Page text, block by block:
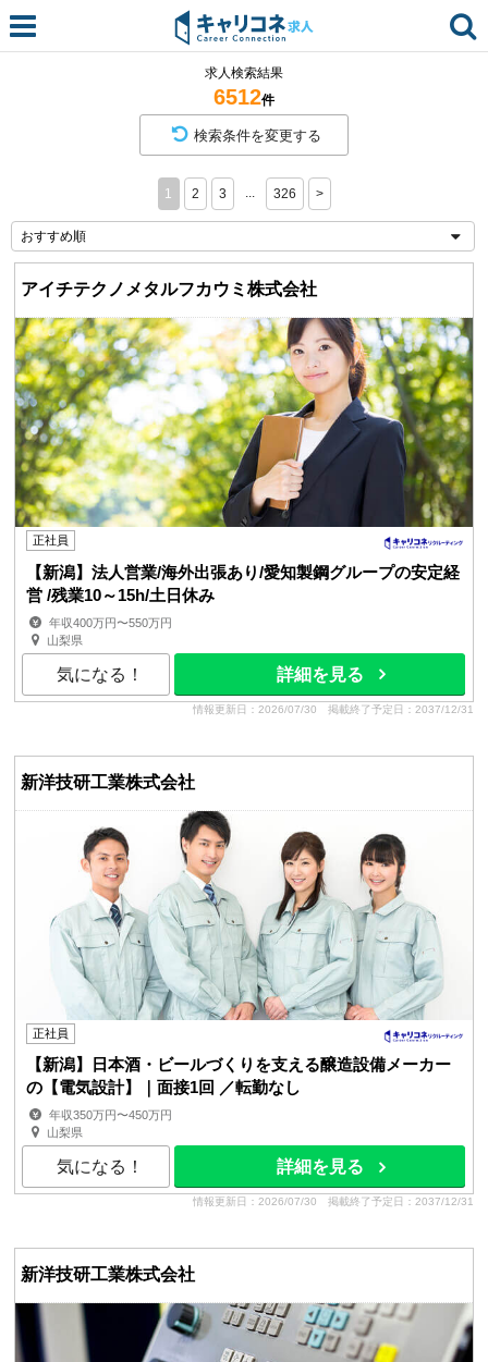
求人検索結果
6512件
検索条件を変更する
1 2 3 326 >
アイチテクノメタルフカウミ株式会社
正社員
【新潟】法人営業/海外出張あり/愛知製鋼グループの安定経
営 /残業10～15h/土日休み
年収400万円〜550万円
山梨県
気になる！ 詳細を見る
情報更新日：2026/07/30 掲載終了予定日：2037/12/31
新洋技研工業株式会社
正社員
【新潟】日本酒・ビールづくりを支える醸造設備メーカー
の【電気設計】｜面接1回 ／転勤なし
年収350万円〜450万円
山梨県
気になる！ 詳細を見る
情報更新日：2026/07/30 掲載終了予定日：2037/12/31
新洋技研工業株式会社